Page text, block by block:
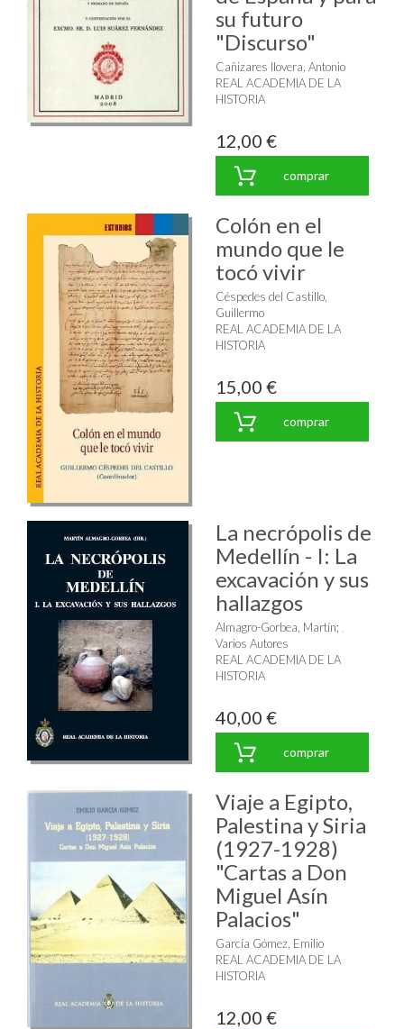
su futuro
"Discurso"
Cañizares llovera, Antonio
REAL ACADEMIA DE LA
HISTORIA
12,00 €
comprar
Colón en el
mundo que le
tocó vivir
Céspedes del Castillo,
Guillermo
REAL ACADEMIA DE LA
HISTORIA
15,00 €
comprar
La necrópolis de
Medellín - I: La
excavación y sus
hallazgos
Almagro-Gorbea, Martín;
Varios Autores
REAL ACADEMIA DE LA
HISTORIA
40,00 €
comprar
Viaje a Egipto,
Palestina y Siria
(1927-1928)
"Cartas a Don
Miguel Asín
Palacios"
García Gómez, Emilio
REAL ACADEMIA DE LA
HISTORIA
12,00 €